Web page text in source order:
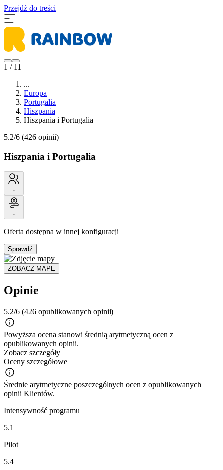
Przejdź do treści
1 / 11
...
Europa
Portugalia
Hiszpania
Hiszpania i Portugalia
5.2/6 (426 opinii)
Hiszpania i Portugalia
-
-
Oferta dostępna w innej konfiguracji
Sprawdź
ZOBACZ MAPĘ
Opinie
5.2/6 (426 opublikowanych opinii)
Powyższa ocena stanowi średnią arytmetyczną ocen z
opublikowanych opinii.
Zobacz szczegóły
Oceny szczegółowe
Średnie arytmetyczne poszczególnych ocen z opublikowanych
opinii Klientów.
Intensywność programu
5.1
Pilot
5.4